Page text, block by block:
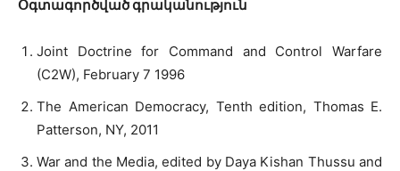
Օգտագործված գրականություն
Joint Doctrine for Command and Control Warfare
(C2W), February 7 1996
The American Democracy, Tenth edition, Thomas E.
Patterson, NY, 2011
War and the Media, edited by Daya Kishan Thussu and